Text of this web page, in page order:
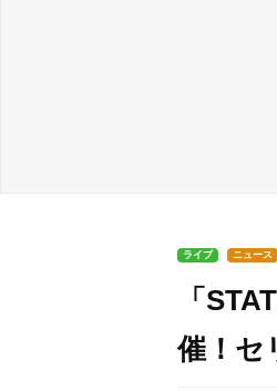
ライブ ニュース
「
催！セ